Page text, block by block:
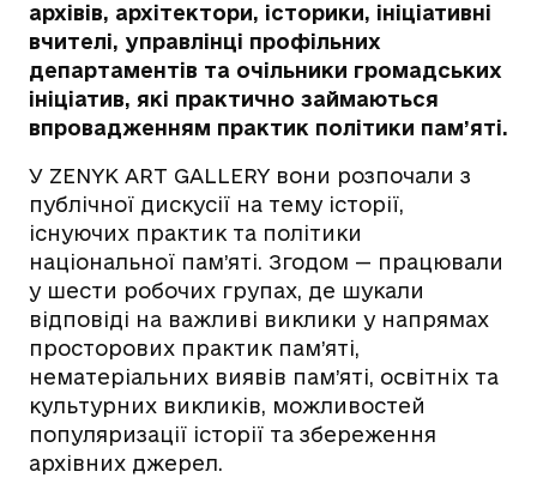
архівів, архітектори, історики, ініціативні
вчителі, управлінці профільних
департаментів та очільники громадських
ініціатив, які практично займаються
впровадженням практик політики пам’яті.
У ZENYK ART GALLERY вони розпочали з
публічної дискусії на тему історії,
існуючих практик та політики
національної пам’яті. Згодом — працювали
у шести робочих групах, де шукали
відповіді на важливі виклики у напрямах
просторових практик пам’яті,
нематеріальних виявів пам’яті, освітніх та
культурних викликів, можливостей
популяризації історії та збереження
архівних джерел.